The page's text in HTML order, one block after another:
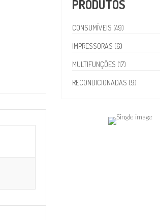
PRODUTOS
CONSUMÍVEIS (49)
IMPRESSORAS (6)
MULTIFUNÇÕES (17)
RECONDICIONADAS (9)